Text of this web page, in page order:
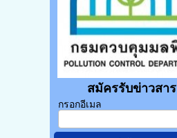
สมัครรับข่าวสาร
กรอกอีเมล